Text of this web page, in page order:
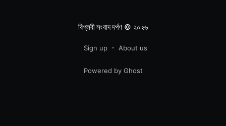
বিপ্লবী সংবাদ দর্পণ© ২০২৬
Sign up About us
Powered by Ghost